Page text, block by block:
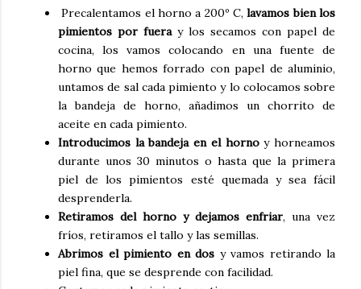
Precalentamos el horno a 200º C,lavamos bien los
pimientos por fueray los secamos con papel de
cocina, los vamos colocando en una fuente de
horno que hemos forrado con papel de aluminio,
untamos de sal cada pimiento y lo colocamos sobre
la bandeja de horno, añadimos un chorrito de
aceite en cada pimiento.
Introducimos la bandeja en el hornoy horneamos
durante unos 30 minutos o hasta que la primera
piel de los pimientos esté quemada y sea fácil
desprenderla.
Retiramos del horno y dejamos enfriar, una vez
fríos, retiramos el tallo y las semillas.
Abrimos el pimiento en dos y vamos retirando la
piel fina, que se desprende con facilidad.